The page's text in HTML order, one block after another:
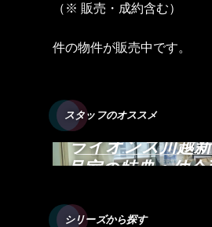
（※ 販売・成約含む）
件の物件が販売中です。
スタッフのオススメ
ライオンズ川越
号室の特典：仲介
シリーズから探す